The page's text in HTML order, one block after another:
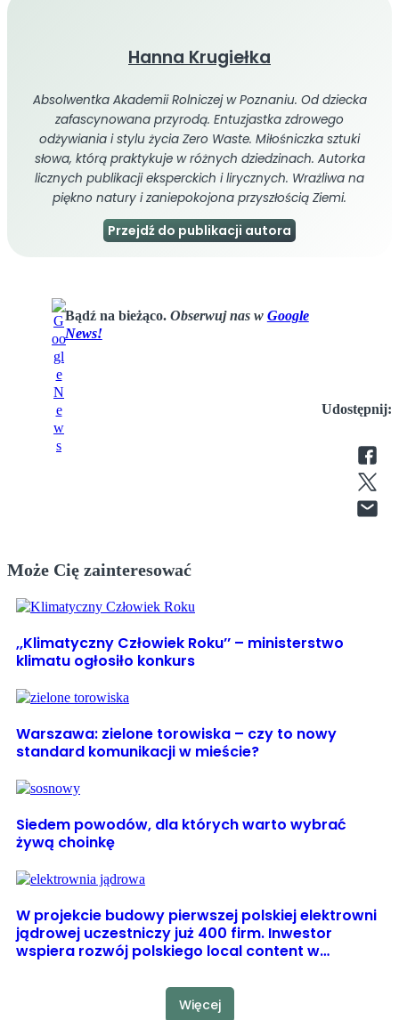
Hanna Krugiełka
Absolwentka Akademii Rolniczej w Poznaniu. Od dziecka
zafascynowana przyrodą. Entuzjastka zdrowego
odżywiania i stylu życia Zero Waste. Miłośniczka sztuki
słowa, którą praktykuje w różnych dziedzinach. Autorka
licznych publikacji eksperckich i lirycznych. Wrażliwa na
piękno natury i zaniepokojona przyszłością Ziemi.
Przejdź do publikacji autora
Bądź na bieżąco. Obserwuj nas w Google
News!
Udostępnij:
Może Cię zainteresować
,,Klimatyczny Człowiek Roku’’ – ministerstwo
klimatu ogłosiło konkurs
Warszawa: zielone torowiska – czy to nowy
standard komunikacji w mieście?
Siedem powodów, dla których warto wybrać
żywą choinkę
W projekcie budowy pierwszej polskiej elektrowni
jądrowej uczestniczy już 400 firm. Inwestor
wspiera rozwój polskiego local content w…
Więcej